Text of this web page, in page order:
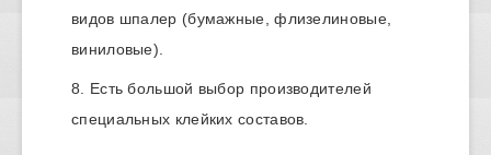
видов шпалер (бумажные, флизелиновые,
виниловые).
Есть большой выбор производителей
специальных клейких составов.